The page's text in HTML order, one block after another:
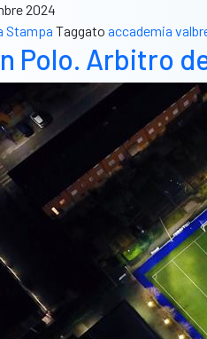
2024
Stampa Taggato accademia
Polo. Arbitro